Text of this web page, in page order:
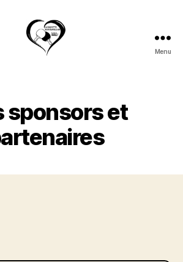
Menu
sponsors et